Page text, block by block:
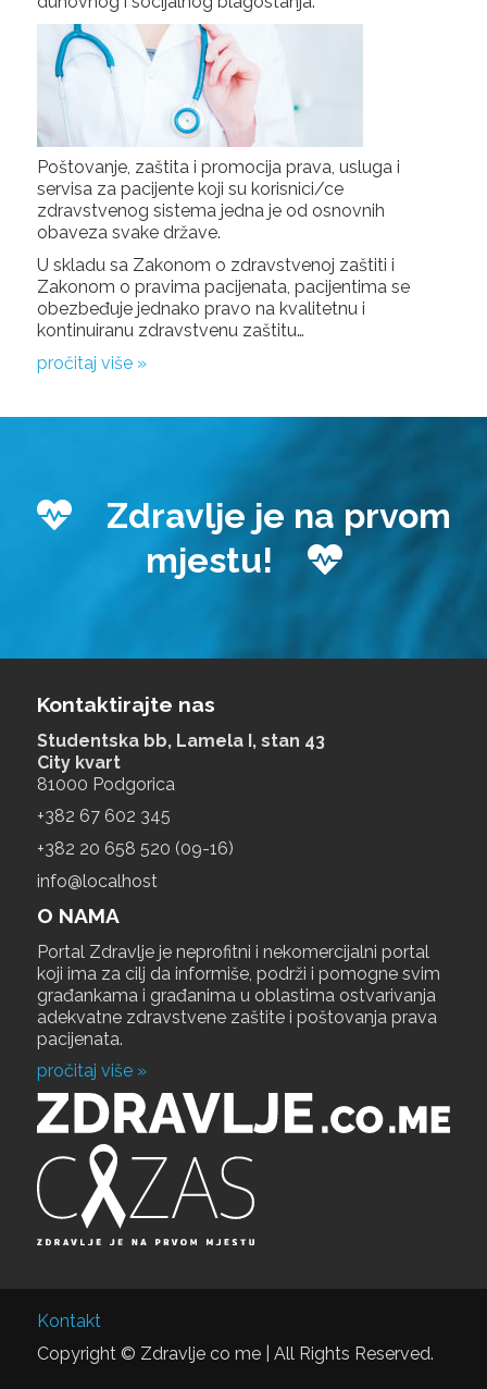
Poštovanje, zaštita i promocija prava, usluga i
servisa za pacijente koji su korisnici/ce
zdravstvenog sistema jedna je od osnovnih
obaveza svake države.
U skladu sa Zakonom o zdravstvenoj zaštiti i
Zakonom o pravima pacijenata, pacijentima se
obezbeđuje jednako pravo na kvalitetnu i
kontinuiranu zdravstvenu zaštitu…
pročitaj više »
Zdravlje je na prvom
mjestu!
Kontaktirajte nas
Studentska bb, Lamela I, stan 43
City kvart
81000 Podgorica
+‎382 67 602 345
+‎382 20 658 520 (09-16)
info@localhost
O NAMA
Portal Zdravlje je neprofitni i nekomercijalni portal
koji ima za cilj da informiše, podrži i pomogne svim
građankama i građanima u oblastima ostvarivanja
adekvatne zdravstvene zaštite i poštovanja prava
pacijenata.
pročitaj više »
Kontakt
Copyright © Zdravlje co me | All Rights Reserved.